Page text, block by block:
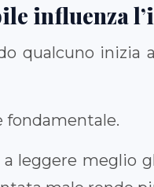
influenza
qualcuno
fondamentale.
leggere meglio